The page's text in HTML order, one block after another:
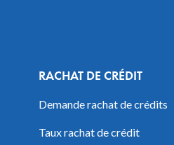
RACHAT DE CRÉDIT
Demande rachat de crédits
Taux rachat de crédit